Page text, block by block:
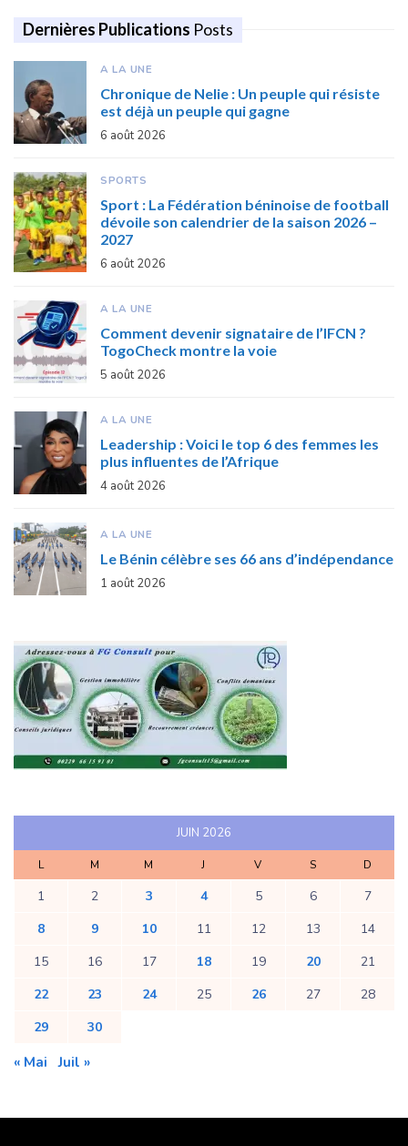
Dernières Publications Posts
A LA UNE
Chronique de Nelie : Un peuple qui résiste
est déjà un peuple qui gagne
6 août 2026
SPORTS
Sport : La Fédération béninoise de football
dévoile son calendrier de la saison 2026 –
2027
6 août 2026
A LA UNE
Comment devenir signataire de l’IFCN ?
TogoCheck montre la voie
5 août 2026
A LA UNE
Leadership : Voici le top 6 des femmes les
plus influentes de l’Afrique
4 août 2026
A LA UNE
Le Bénin célèbre ses 66 ans d’indépendance
1 août 2026
JUIN 2026
L M M J V S D
1 2 3 4 5 6
7
8
9 10 11 12 13
14
15
16 17 18 19 20
21
22
23 24 25 26 27
28
29
30
« Mai Juil »